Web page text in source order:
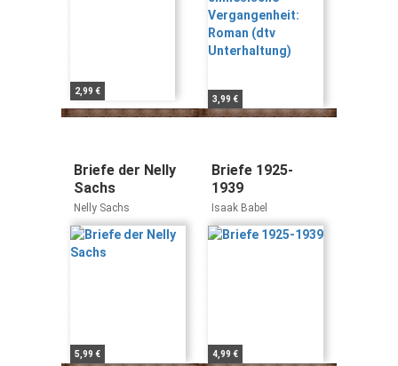
2,99 €
3,99 €
Briefe der Nelly
Sachs
Nelly Sachs
5,99 €
Briefe 1925-
1939
Isaak Babel
4,99 €